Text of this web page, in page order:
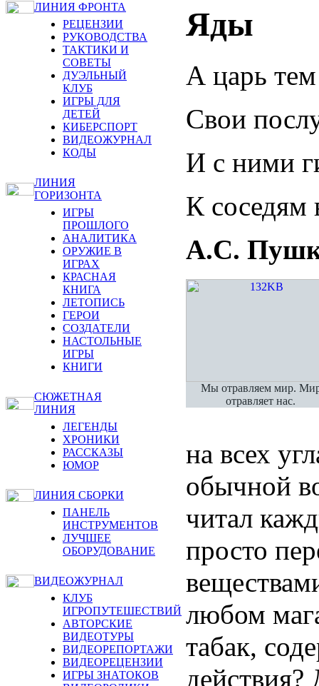
ЛИНИЯ ФРОНТА
РЕЦЕНЗИИ
РУКОВОДСТВА
ТАКТИКИ И
СОВЕТЫ
ДУЭЛЬНЫЙ
КЛУБ
ИГРЫ ДЛЯ
ДЕТЕЙ
КИБЕРСПОРТ
ВИДЕОЖУРНАЛ
КОДЫ
ЛИНИЯ
ГОРИЗОНТА
ИГРЫ
ПРОШЛОГО
АНАЛИТИКА
ОРУЖИЕ В
ИГРАХ
КРАСНАЯ
КНИГА
ЛЕТОПИСЬ
ГЕРОИ
СОЗДАТЕЛИ
НАСТОЛЬНЫЕ
ИГРЫ
КНИГИ
СЮЖЕТНАЯ
ЛИНИЯ
ЛЕГЕНДЫ
ХРОНИКИ
РАССКАЗЫ
ЮМОР
ЛИНИЯ СБОРКИ
ПАНЕЛЬ
ИНСТРУМЕНТОВ
ЛУЧШЕЕ
ОБОРУДОВАНИЕ
ВИДЕОЖУРНАЛ
КЛУБ
ИГРОПУТЕШЕСТВИЙ
АВТОРСКИЕ
ВИДЕОТУРЫ
ВИДЕОРЕПОРТАЖИ
ВИДЕОРЕЦЕНЗИИ
ИГРЫ ЗНАТОКОВ
Яды
А царь
Свои
И с ними
К соседям
А.С.
Мы отравляем мир.
отравляет нас.
на всех
обычной
читал
просто
любом
табак,
действия?